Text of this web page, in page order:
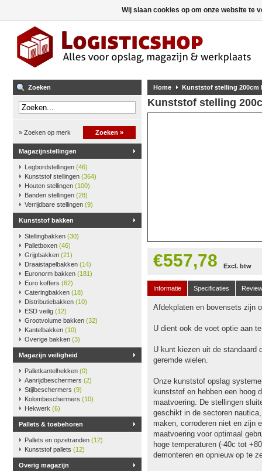
Zoeken
» Zoeken op merk Zoeken »
Magazijnstellingen
Legbordstellingen (46)
Kunststof stellingen (364)
Houten stellingen (100)
Banden stellingen (28)
Verrijdbare stellingen (9)
Kunststof bakken
Stellingbakken (30)
Palletboxen (46)
Grijpbakken (21)
Draaistapelbakken (14)
Euronorm bakken (181)
Euro koffers (62)
Cateringbakken (18)
Distributiebakken (10)
ESD veilig (12)
Grootvolume bakken (32)
Kantelbakken (10)
Overige bakken (3)
Magazijn veiligheid
Palletkantelhekken (0)
Aanrijdbeschermers (2)
Stijlbeschermers (9)
Kolombeschermers (10)
Hekwerk (6)
Pallets & toebehoren
Pallets en opzetranden (12)
Kunststof pallets (12)
Overig magazijn
Home Kunststof stelling 200cm
Kunststof stelling
€557,78 Excl. btw
Informatie Specificaties
Afdekplaten en bovensets zijn
U dient ook de voet optie aan
U kunt kiezen uit de standaard
geremde wielen.
Onze kunststof opslag
kunststof en hebben een hoog
maatvoering. De stellingen
geschikt in de sectoren
maken, corroderen niet en zijn
maatvoering voor optimaal
hoge temperaturen (-40c tot
demonteren en opnieuw op te
Wij slaan cookies op om onze website te